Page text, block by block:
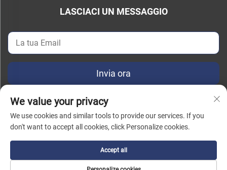
LASCIACI UN MESSAGGIO
Invia ora
(Shanghai) Co., Ltd. Tutti i diritti riservati. |
We value your privacy
We use cookies and similar tools to provide our services. If you
don't want to accept all cookies, click Personalize cookies.
Accept all